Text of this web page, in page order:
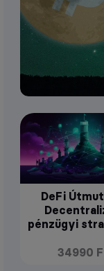
DeFi
pénzügyi
34990